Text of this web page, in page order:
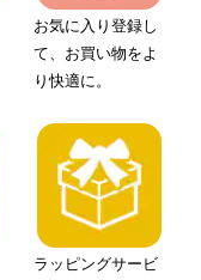
お気に入り登録し
て、お買い物をよ
り快適に。
ラッピングサービ